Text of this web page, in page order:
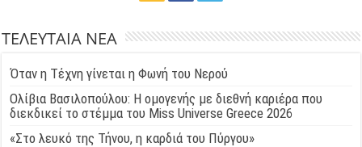
ΤΕΛΕΥΤΑΙΑ ΝΕΑ
Όταν η Τέχνη γίνεται η Φωνή του Νερού
Ολίβια Βασιλοπούλου: Η ομογενής με διεθνή καριέρα που
διεκδικεί το στέμμα του Miss Universe Greece 2026
«Στο λευκό της Τήνου, η καρδιά του Πύργου»